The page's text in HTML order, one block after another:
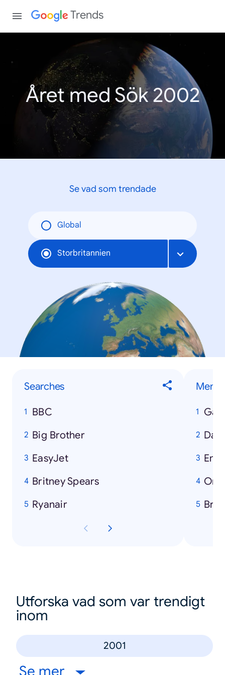
Trends
Året med Sök 2002
Se vad som trendade
Global
Storbritannien
Searches
BBC
Big Brother
EasyJet
Britney Spears
Ryanair
Men
Utforska vad som var trendigt
inom
2001
Se mer